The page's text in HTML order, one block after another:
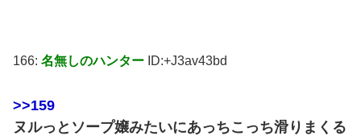
166: 名無しのハンター ID:+J3av43bd
>>159
ヌルっとソープ嬢みたいにあっちこっち滑りまくる